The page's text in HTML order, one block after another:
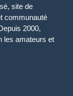
site de
communauté
2000,
les amateurs et